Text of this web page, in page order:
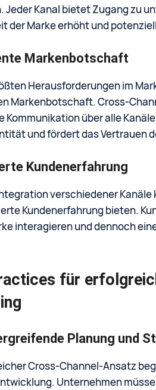
Jeder Kanal bietet Zugang zu
der Marke erhöht und
Markenbotschaft
Herausforderungen im
Markenbotschaft. Cross-
Kommunikation über alle
und fördert das Vertrauen
Kundenerfahrung
verschiedener
Kundenerfahrung bieten.
interagieren und dennoch
für
Planung und
Cross-Channel-Ansatz
Unternehmen